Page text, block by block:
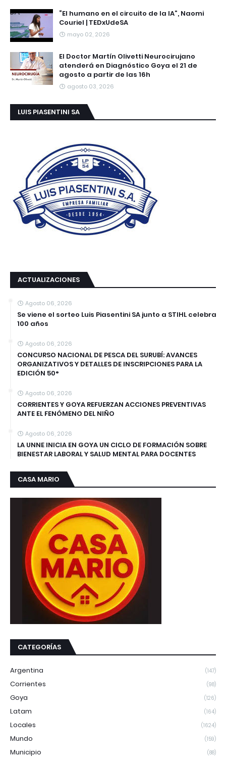
“El humano en el circuito de la IA”, Naomi
Couriel | TEDxUdeSA
mayo 02, 2026
El Doctor Martín Olivetti Neurocirujano
atenderá en Diagnóstico Goya el 21 de
agosto a partir de las 16h
agosto 03, 2026
LUIS PIASENTINI SA
ACTUALIZACIONES
Agosto 06, 2026
Se viene el sorteo Luis Piasentini SA junto a STIHL celebra
100 años
Agosto 06, 2026
CONCURSO NACIONAL DE PESCA DEL SURUBÍ: AVANCES
ORGANIZATIVOS Y DETALLES DE INSCRIPCIONES PARA LA
EDICIÓN 50°
Agosto 06, 2026
CORRIENTES Y GOYA REFUERZAN ACCIONES PREVENTIVAS
ANTE EL FENÓMENO DEL NIÑO
Agosto 06, 2026
LA UNNE INICIA EN GOYA UN CICLO DE FORMACIÓN SOBRE
BIENESTAR LABORAL Y SALUD MENTAL PARA DOCENTES
CASA MARIO
CATEGORÍAS
Argentina (147)
Corrientes (98)
Goya (126)
Latam (164)
Locales (1624)
Mundo (159)
Municipio (88)